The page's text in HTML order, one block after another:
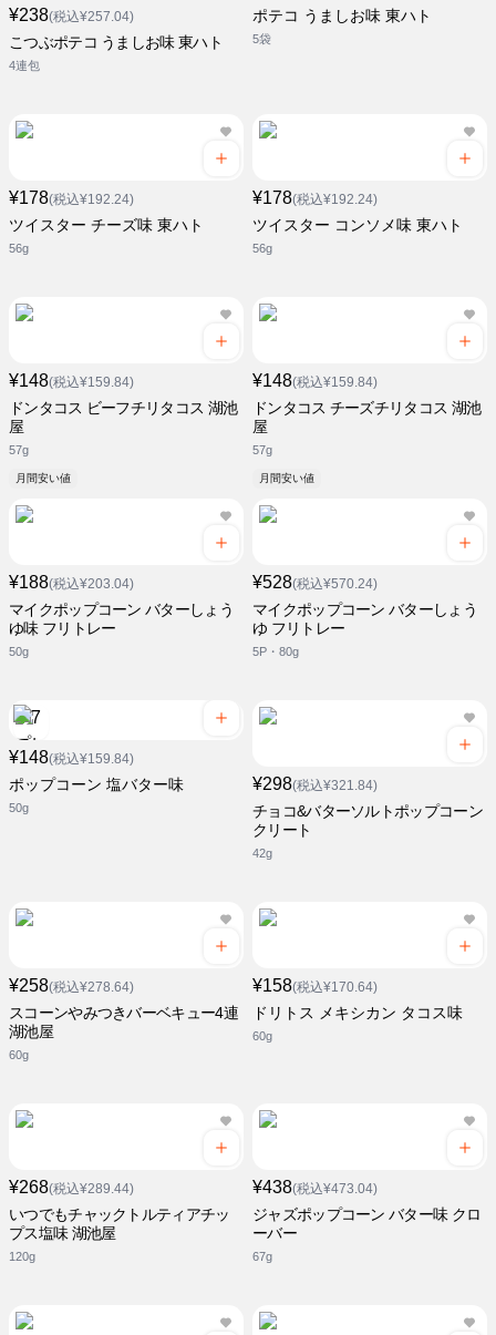
¥238(税込¥257.04)
こつぶポテコ うましお味 東ハト
4連包
ポテコ うましお味 東ハト
5袋
¥178(税込¥192.24)
ツイスター チーズ味 東ハト
56g
¥178(税込¥192.24)
ツイスター コンソメ味 東ハト
56g
¥148(税込¥159.84)
ドンタコス ビーフチリタコス 湖池
屋
57g
月間安い値
¥148(税込¥159.84)
ドンタコス チーズチリタコス 湖池
屋
57g
月間安い値
¥188(税込¥203.04)
マイクポップコーン バターしょう
ゆ味 フリトレー
50g
¥528(税込¥570.24)
マイクポップコーン バターしょう
ゆ フリトレー
5P・80g
¥148(税込¥159.84)
ポップコーン 塩バター味
50g
¥298(税込¥321.84)
チョコ&バターソルトポップコーン
クリート
42g
¥258(税込¥278.64)
スコーンやみつきバーベキュー4連
湖池屋
60g
¥158(税込¥170.64)
ドリトス メキシカン タコス味
60g
¥268(税込¥289.44)
いつでもチャックトルティアチッ
プス塩味 湖池屋
120g
¥438(税込¥473.04)
ジャズポップコーン バター味 クロ
ーバー
67g